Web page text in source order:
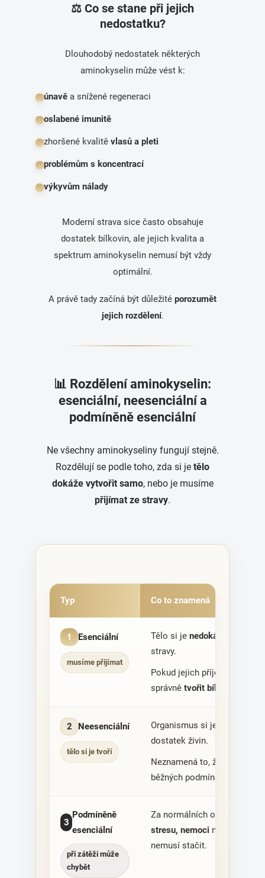
⚖️ Co se stane při jejich
nedostatku?
Dlouhodobý nedostatek některých
aminokyselin může vést k:
únavě a snížené regeneraci
oslabené imunitě
zhoršené kvalitě vlasů a pleti
problémům s koncentrací
výkyvům nálady
Moderní strava sice často obsahuje
dostatek bílkovin, ale jejich kvalita a
spektrum aminokyselin nemusí být vždy
optimální.
A právě tady začíná být důležité porozumět
jejich rozdělení.
📊 Rozdělení aminokyselin:
esenciální, neesenciální a
podmíněně esenciální
Ne všechny aminokyseliny fungují stejně.
Rozdělují se podle toho, zda si je tělo
dokáže vytvořit samo, nebo je musíme
přijímat ze stravy.
Typ Co to znamená
1 Esenciální
musíme přijímat
Tělo si jenedokáže vytvořit
stravy.
Pokud jejich příjem
správnětvořit bílkoviny
2 Neesenciální
tělo si je tvoří
Organismus si je
dostatek živin.
Neznamená to, že jsou
běžných podmínek vyrobí.
3
Podmíněně
esenciální
při zátěži může
chybět
Za normálních okolností si
stresu, nemoci nebo
nemusí stačit.